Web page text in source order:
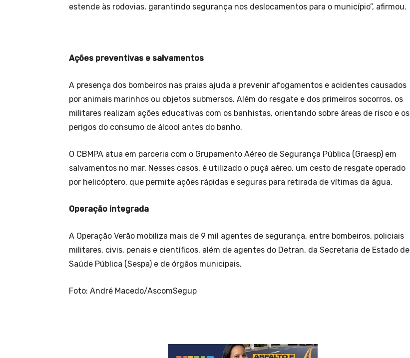
estende às rodovias, garantindo segurança nos deslocamentos para o município”, afirmou.
Ações preventivas e salvamentos
A presença dos bombeiros nas praias ajuda a prevenir afogamentos e acidentes causados
por animais marinhos ou objetos submersos. Além do resgate e dos primeiros socorros, os
militares realizam ações educativas com os banhistas, orientando sobre áreas de risco e os
perigos do consumo de álcool antes do banho.
O CBMPA atua em parceria com o Grupamento Aéreo de Segurança Pública (Graesp) em
salvamentos no mar. Nesses casos, é utilizado o puçá aéreo, um cesto de resgate operado
por helicóptero, que permite ações rápidas e seguras para retirada de vítimas da água.
Operação integrada
A Operação Verão mobiliza mais de 9 mil agentes de segurança, entre bombeiros, policiais
militares, civis, penais e científicos, além de agentes do Detran, da Secretaria de Estado de
Saúde Pública (Sespa) e de órgãos municipais.
Foto: André Macedo/AscomSegup